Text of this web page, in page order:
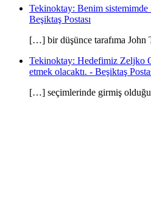
Tekinoktay: Benim
Beşiktaş Postası
[…] bir düşünce tarafıma John
Tekinoktay: Hedefimiz Zeljko
etmek olacaktı. - Beşiktaş
[…] seçimlerinde girmiş